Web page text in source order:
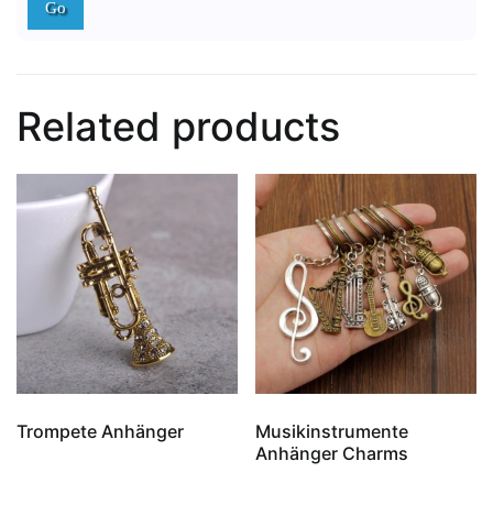
Related products
Trompete Anhänger
Musikinstrumente
Anhänger Charms